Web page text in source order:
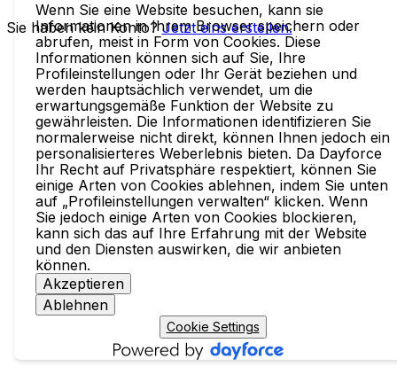
Sie haben kein Konto?Jetzt eins erstellen.
Wenn Sie eine Website besuchen, kann sie
Informationen in Ihrem Browser speichern oder
abrufen, meist in Form von Cookies. Diese
Informationen können sich auf Sie, Ihre
Profileinstellungen oder Ihr Gerät beziehen und
werden hauptsächlich verwendet, um die
erwartungsgemäße Funktion der Website zu
gewährleisten. Die Informationen identifizieren Sie
normalerweise nicht direkt, können Ihnen jedoch ein
personalisierteres Weberlebnis bieten. Da Dayforce
Ihr Recht auf Privatsphäre respektiert, können Sie
einige Arten von Cookies ablehnen, indem Sie unten
auf „Profileinstellungen verwalten“ klicken. Wenn
Sie jedoch einige Arten von Cookies blockieren,
kann sich das auf Ihre Erfahrung mit der Website
und den Diensten auswirken, die wir anbieten
können.
Akzeptieren
Ablehnen
Cookie Settings